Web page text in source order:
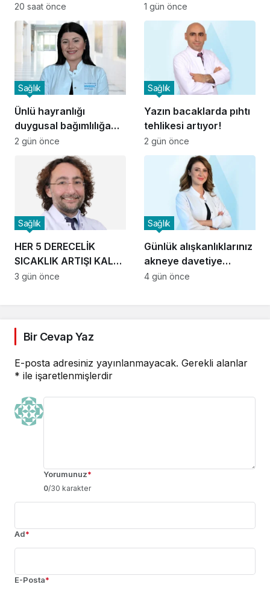
20 saat önce 1 gün önce
Ünlü hayranlığı
duygusal bağımlılığa
dönüşebilir
Sağlık
2 gün önce
Yazın bacaklarda pıhtı
tehlikesi artıyor!
Sağlık
2 gün önce
HER 5 DERECELİK
SICAKLIK ARTIŞI KALP
KRİZİ RİSKİNİ YÜZDE 5
Sağlık
3 gün önce
Günlük alışkanlıklarınız
akneye davetiye
çıkarıyor
Sağlık
4 gün önce
Bir Cevap Yaz
E-posta adresiniz yayınlanmayacak. Gerekli alanlar
* ile işaretlenmişlerdir
Yorumunuz*
0/30 karakter
Ad*
E-Posta*